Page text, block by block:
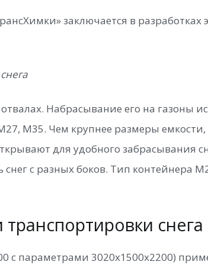
заключается в разработках
Набрасывание его на газоны
М35. Чем крупнее размеры емкости,
для удобного забрасывания
снег с разных боков. Тип контейнера
снега
с параметрами 3020х1500х2200)